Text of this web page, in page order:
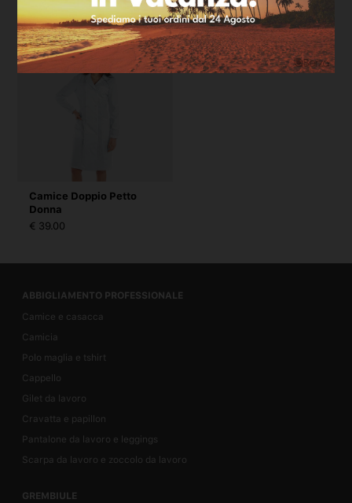
Camice Doppio Petto
Donna
€ 39.00
ABBIGLIAMENTO PROFESSIONALE
Camice e casacca
Camicia
Polo maglia e tshirt
Cappello
Gilet da lavoro
Cravatta e papillon
Pantalone da lavoro e leggings
Scarpa da lavoro e zoccolo da lavoro
GREMBIULE